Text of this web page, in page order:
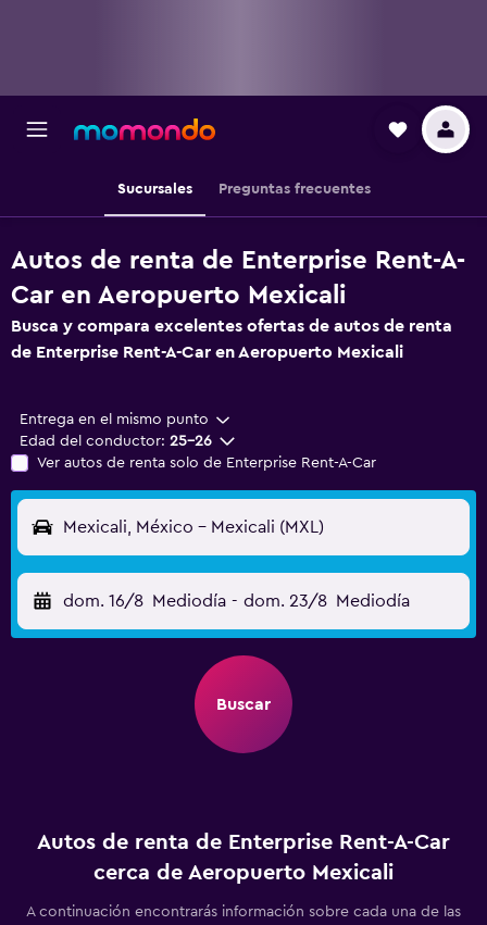
Sucursales Preguntas frecuentes
Autos de renta de Enterprise Rent-A-
Car en Aeropuerto Mexicali
Busca y compara excelentes ofertas de autos de renta
de Enterprise Rent-A-Car en Aeropuerto Mexicali
Entrega en el mismo punto
Edad del conductor: 25-26
Ver autos de renta solo de Enterprise Rent-A-Car
Mexicali, México - Mexicali (MXL)
dom. 16/8 Mediodía - dom. 23/8 Mediodía
Buscar
Autos de renta de Enterprise Rent-A-Car
cerca de Aeropuerto Mexicali
A continuación encontrarás información sobre cada una de las